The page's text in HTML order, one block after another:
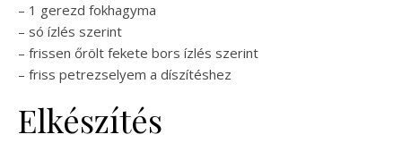
– 1 gerezd fokhagyma
– só ízlés szerint
– frissen őrölt fekete bors ízlés szerint
– friss petrezselyem a díszítéshez
Elkészítés